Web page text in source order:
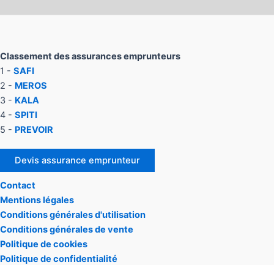
Classement des assurances emprunteurs
1 - SAFI
2 - MEROS
3 - KALA
4 - SPITI
5 - PREVOIR
Devis assurance emprunteur
Contact
Mentions légales
Conditions générales d'utilisation
Conditions générales de vente
Politique de cookies
Politique de confidentialité